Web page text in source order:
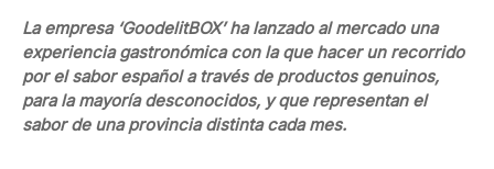
La empresa ‘GoodelitBOX’ ha lanzado al mercado una
experiencia gastronómica con la que hacer un recorrido
por el sabor español a través de productos genuinos,
para la mayoría desconocidos, y que representan el
sabor de una provincia distinta cada mes.